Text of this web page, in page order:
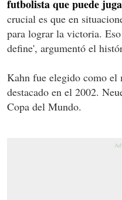
futbolista que puede
crucial es que en
para lograr la victoria.
define', argumentó el
Kahn fue elegido como
destacado en el 2002.
Copa del Mundo.